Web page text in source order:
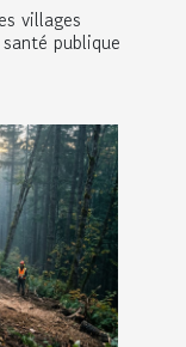
villages
publique